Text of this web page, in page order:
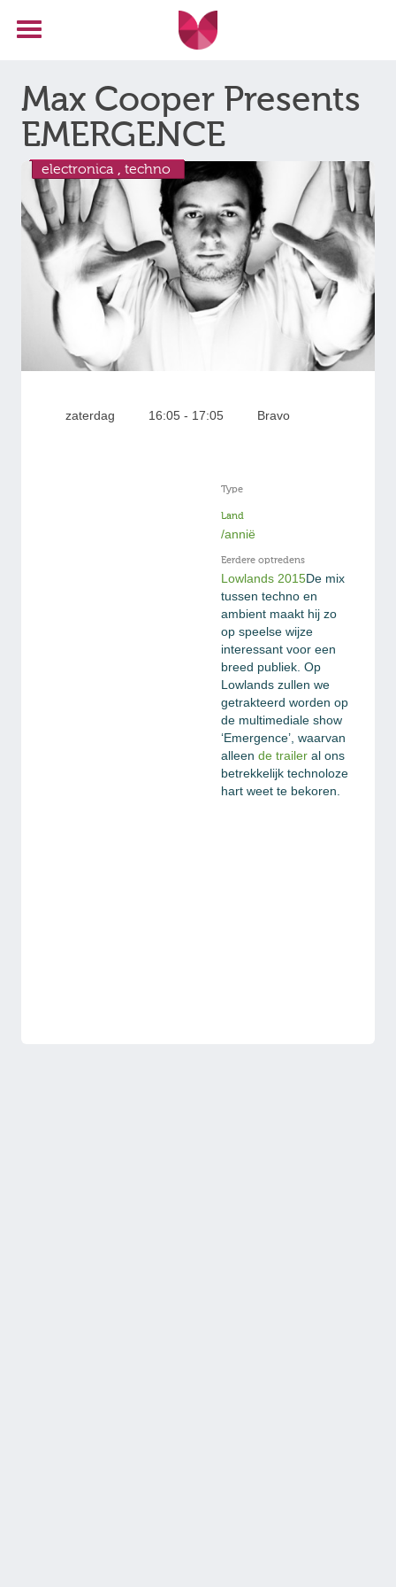
Max Cooper Presents
EMERGENCE
electronica , techno
zaterdag 16:05 - 17:05 Bravo
Type
Land
/annië
Eerdere optredens
Lowlands 2015De mix
tussen techno en
ambient maakt hij zo
op speelse wijze
interessant voor een
breed publiek. Op
Lowlands zullen we
getrakteerd worden op
de multimediale show
‘Emergence’, waarvan
alleen de trailer al ons
betrekkelijk technoloze
hart weet te bekoren.